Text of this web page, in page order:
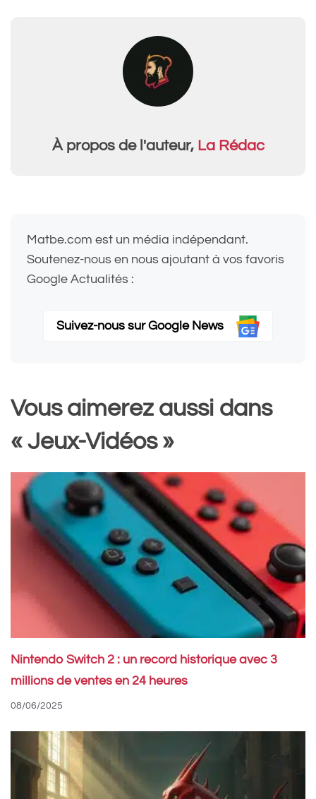
À propos de l'auteur, La Rédac
Matbe.com est un média indépendant.
Soutenez-nous en nous ajoutant à vos favoris
Google Actualités :
Suivez-nous sur Google News
Vous aimerez aussi dans
« Jeux-Vidéos »
Nintendo Switch 2 : un record historique avec 3
millions de ventes en 24 heures
08/06/2025